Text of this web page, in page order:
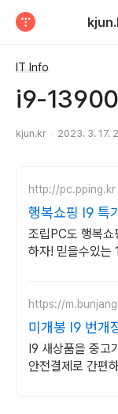
IT Info
i9-
kjun.kr 2023. 3. 17.
http://pc.pping.kr
행복쇼핑 I9 특
매보호
조립PC도 행복쇼
하자! 믿을수있는
https://
미개봉 I9 번개
중고거래
I9 새상품을 중고
안전결제로 간편